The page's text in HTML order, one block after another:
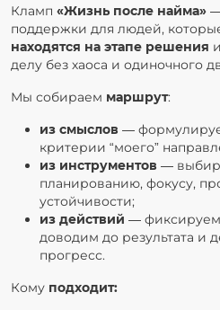
Кламп «Жизнь после найма»
поддержки для людей,
находятся на этапе решения
делу без хаоса и одиночного
Мы собираем маршрут:
из смыслов —
критерии “моего”
из инструментов —
планированию, фокусу,
устойчивости;
из действий —
доводим до результата и
прогресс.
Кому подходит: